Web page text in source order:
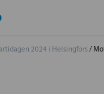
2024 i Helsingfors /